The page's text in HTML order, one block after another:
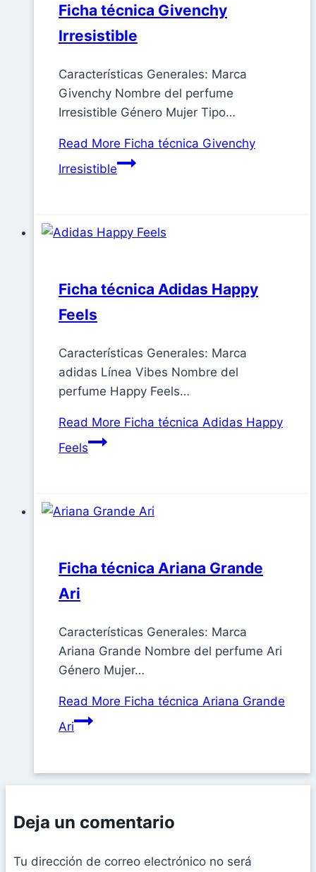
Ficha técnica Givenchy
Irresistible
Características Generales: Marca
Givenchy Nombre del perfume
Irresistible Género Mujer Tipo…
Read More Ficha técnica Givenchy
Irresistible
Ficha técnica Adidas Happy
Feels
Características Generales: Marca
adidas Línea Vibes Nombre del
perfume Happy Feels…
Read More Ficha técnica Adidas Happy
Feels
Ficha técnica Ariana Grande
Ari
Características Generales: Marca
Ariana Grande Nombre del perfume Ari
Género Mujer…
Read More Ficha técnica Ariana Grande
Ari
Deja un comentario
Tu dirección de correo electrónico no será